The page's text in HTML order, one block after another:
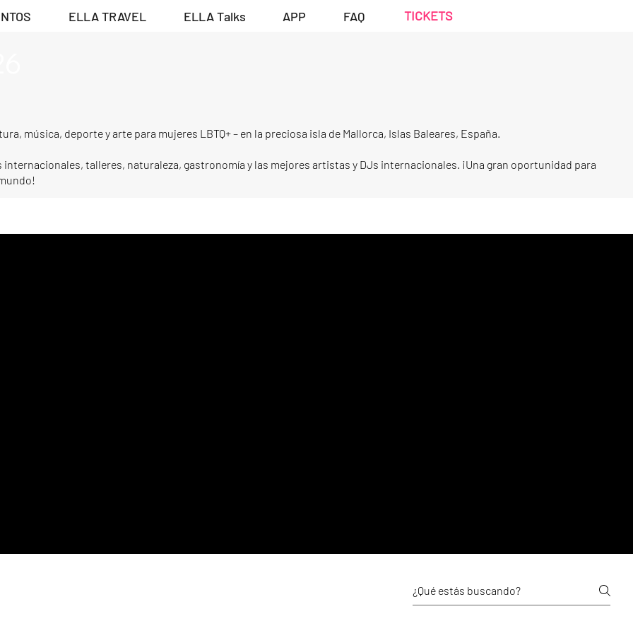
TICKETS
ELLA TRAVEL ELLA Talks APP FAQ
música, deporte y arte para mujeres LBTQ+ – en la preciosa isla de Mallorca, Islas Baleares, España.
talleres, naturaleza, gastronomía y las mejores artistas y DJs internacionales. ¡Una gran oportunidad para